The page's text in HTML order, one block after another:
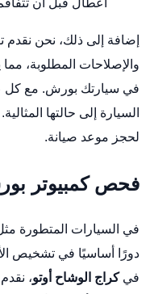
إضافة إلى ذلك، نحن نقدم
والإصلاحات المطلوبة،
في سيارتك بورش. مع كل
السيارة إلى حالتها
لحجز موعد صيانة.
فحص كمبيوتر
في السيارات المتطورة
دورًا أساسيًا في تشخيص
فيكراج الوشاح أوتو،